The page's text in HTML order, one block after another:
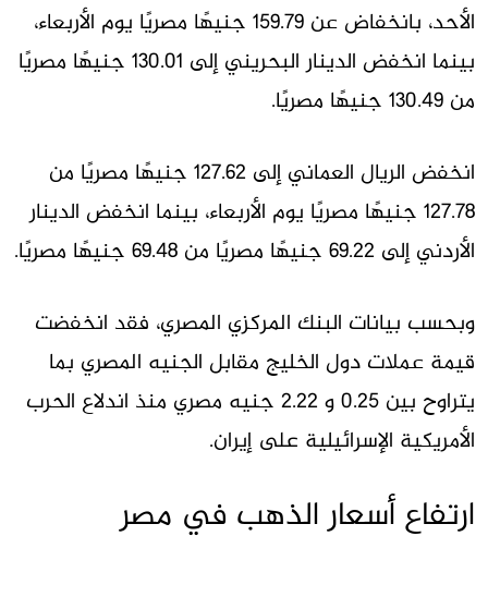
الأحد، بانخفاض عن 159.79 جنيهًا مصريًا يوم الأربعاء،
بينما انخفض الدينار البحريني إلى 130.01 جنيهًا مصريًا
من 130.49 جنيهًا مصريًا.
انخفض الريال العماني إلى 127.62 جنيهًا مصريًا من
127.78 جنيهًا مصريًا يوم الأربعاء، بينما انخفض الدينار
الأردني إلى 69.22 جنيهًا مصريًا من 69.48 جنيهًا مصريًا.
وبحسب بيانات البنك المركزي المصري، فقد انخفضت
قيمة عملات دول الخليج مقابل الجنيه المصري بما
يتراوح بين 0.25 و 2.22 جنيه مصري منذ اندلاع الحرب
الأمريكية الإسرائيلية على إيران.
ارتفاع أسعار الذهب في مصر